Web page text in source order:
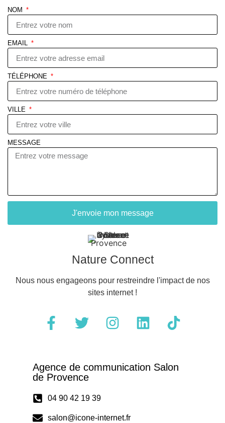
NOM
EMAIL
TÉLÉPHONE
VILLE
MESSAGE
J'envoie mon message
Nature Connect
Nous nous engageons pour restreindre l'impact de nos
sites internet !
Agence de communication Salon
de Provence
04 90 42 19 39
salon@icone-internet.fr